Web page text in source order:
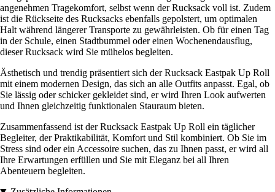
angenehmen Tragekomfort, selbst wenn der Rucksack voll ist. Zudem
ist die Rückseite des Rucksacks ebenfalls gepolstert, um optimalen
Halt während längerer Transporte zu gewährleisten. Ob für einen Tag
in der Schule, einen Stadtbummel oder einen Wochenendausflug,
dieser Rucksack wird Sie mühelos begleiten.
Ästhetisch und trendig präsentiert sich der Rucksack Eastpak Up Roll
mit einem modernen Design, das sich an alle Outfits anpasst. Egal, ob
Sie lässig oder schicker gekleidet sind, er wird Ihren Look aufwerten
und Ihnen gleichzeitig funktionalen Stauraum bieten.
Zusammenfassend ist der Rucksack Eastpak Up Roll ein täglicher
Begleiter, der Praktikabilität, Komfort und Stil kombiniert. Ob Sie im
Stress sind oder ein Accessoire suchen, das zu Ihnen passt, er wird all
Ihre Erwartungen erfüllen und Sie mit Eleganz bei all Ihren
Abenteuern begleiten.